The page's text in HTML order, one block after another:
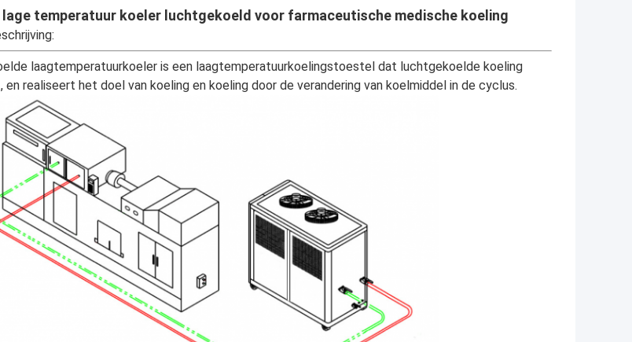
lage temperatuur koeler luchtgekoeld voor farmaceutische medische koeling
laagtemperatuurkoeler is een laagtemperatuurkoelingstoestel dat luchtgekoelde koeling
en realiseert het doel van koeling en koeling door de verandering van koelmiddel in de cyclus.